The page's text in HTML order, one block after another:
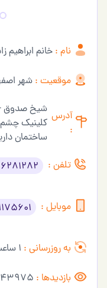
نام : خانم ابراهیم
موقعیت : شهر
آدرس
:
شیخ صدوق -
کلینیک چشم
ساختمان
تلفن :
موبایل :
به روزرسانی : 1 ساعت و37 دقیقه 7 ثانیه پیش
بازدیدها : 43975